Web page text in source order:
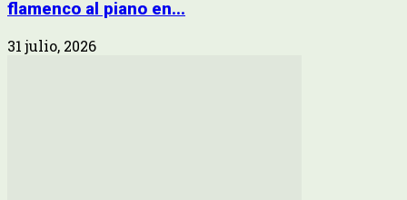
flamenco al piano en...
31 julio, 2026